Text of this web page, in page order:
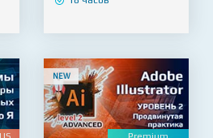
на практике
NEW